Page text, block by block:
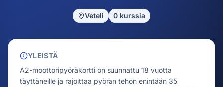
Veteli 0 kurssia
YLEISTÄ
A2-moottoripyöräkortti on suunnattu 18 vuotta
täyttäneille ja rajoittaa pyörän tehon enintään 35